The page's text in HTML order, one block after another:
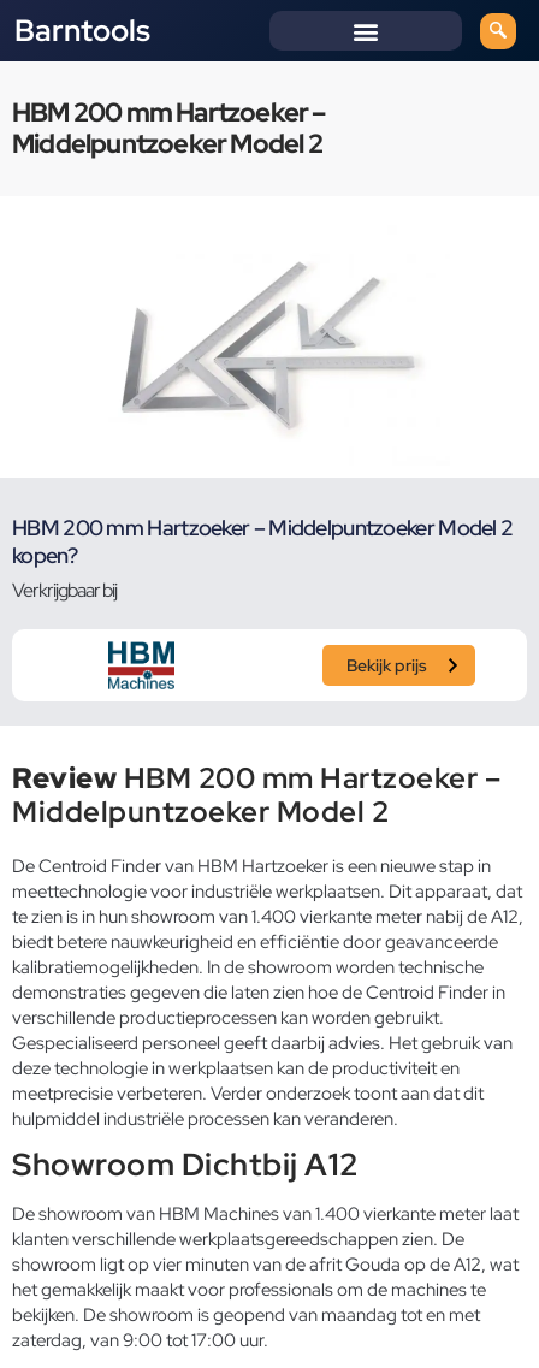
Barntools
HBM 200 mm Hartzoeker –
Middelpuntzoeker Model 2
HBM 200 mm Hartzoeker – Middelpuntzoeker Model 2
kopen?
Verkrijgbaar bij
Bekijk prijs
Review HBM 200 mm Hartzoeker –
Middelpuntzoeker Model 2
De Centroid Finder van HBM Hartzoeker is een nieuwe stap in
meettechnologie voor industriële werkplaatsen. Dit apparaat, dat
te zien is in hun showroom van 1.400 vierkante meter nabij de A12,
biedt betere nauwkeurigheid en efficiëntie door geavanceerde
kalibratiemogelijkheden. In de showroom worden technische
demonstraties gegeven die laten zien hoe de Centroid Finder in
verschillende productieprocessen kan worden gebruikt.
Gespecialiseerd personeel geeft daarbij advies. Het gebruik van
deze technologie in werkplaatsen kan de productiviteit en
meetprecisie verbeteren. Verder onderzoek toont aan dat dit
hulpmiddel industriële processen kan veranderen.
Showroom Dichtbij A12
De showroom van HBM Machines van 1.400 vierkante meter laat
klanten verschillende werkplaatsgereedschappen zien. De
showroom ligt op vier minuten van de afrit Gouda op de A12, wat
het gemakkelijk maakt voor professionals om de machines te
bekijken. De showroom is geopend van maandag tot en met
zaterdag, van 9:00 tot 17:00 uur.